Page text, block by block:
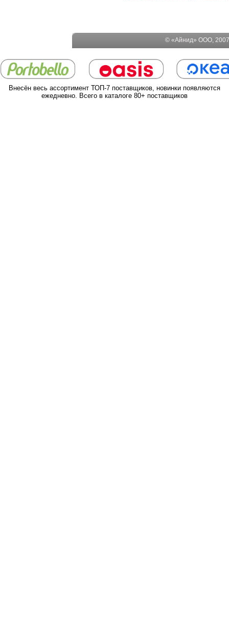
© «Айнид» ООО,
Внесён весь ассортимент ТОП-7 поставщиков, новинки появляются
ежедневно. Всего в каталоге 80+ поставщиков